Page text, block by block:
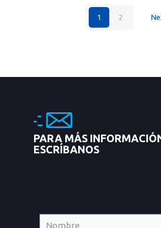
1 2
PARA MÁS
ESCRÍBANOS